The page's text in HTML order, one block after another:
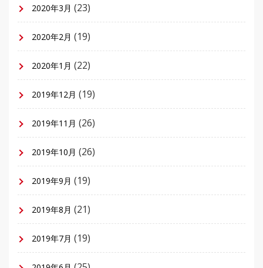
2020年3月 (23)
2020年2月 (19)
2020年1月 (22)
2019年12月 (19)
2019年11月 (26)
2019年10月 (26)
2019年9月 (19)
2019年8月 (21)
2019年7月 (19)